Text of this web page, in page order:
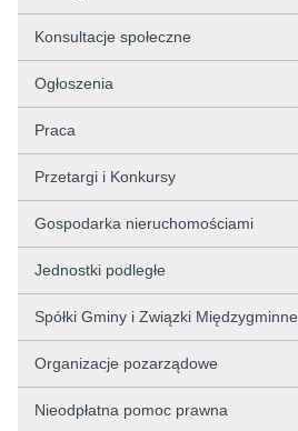
Konsultacje społeczne
Ogłoszenia
Praca
Przetargi i Konkursy
Gospodarka nieruchomościami
Jednostki podległe
Spółki Gminy i Związki Międzygminne
Organizacje pozarządowe
Nieodpłatna pomoc prawna